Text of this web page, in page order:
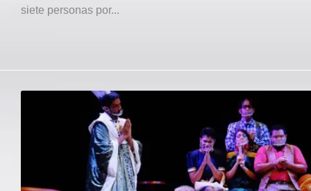
siete personas por...